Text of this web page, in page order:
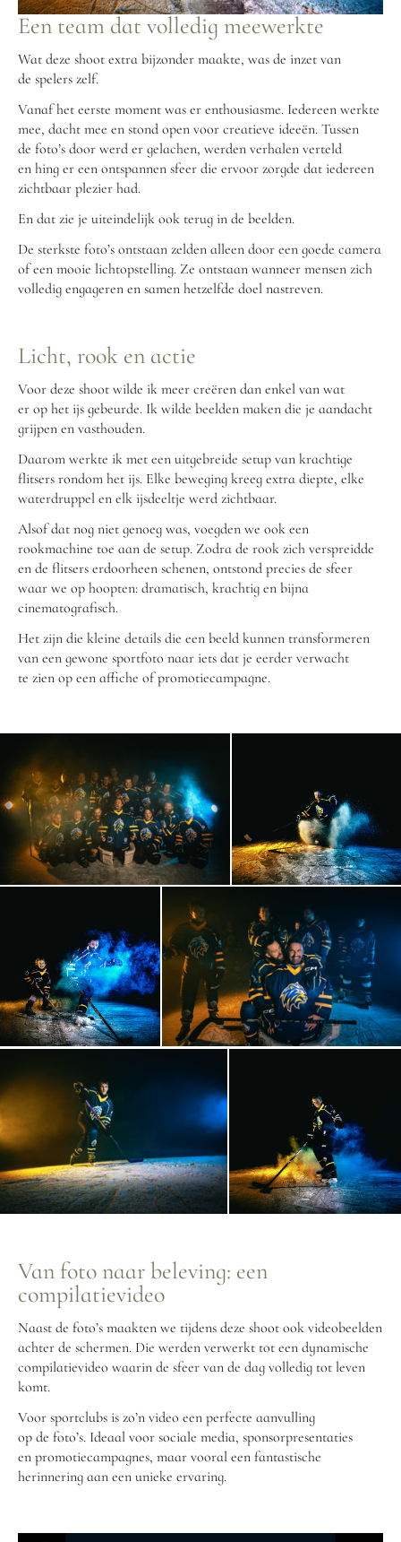
Een team dat volledig meewerkte
Wat deze shoot extra bijzonder maakte, was de inzet van
de spelers zelf.
Vanaf het eerste moment was er enthousiasme. Iedereen werkte
mee, dacht mee en stond open voor creatieve ideeën. Tussen
de foto’s door werd er gelachen, werden verhalen verteld
en hing er een ontspannen sfeer die ervoor zorgde dat iedereen
zichtbaar plezier had.
En dat zie je uiteindelijk ook terug in de beelden.
De sterkste foto’s ontstaan zelden alleen door een goede camera
of een mooie lichtopstelling. Ze ontstaan wanneer mensen zich
volledig engageren en samen hetzelfde doel nastreven.
Licht, rook en actie
Voor deze shoot wilde ik meer creëren dan enkel van wat
er op het ijs gebeurde. Ik wilde beelden maken die je aandacht
grijpen en vasthouden.
Daarom werkte ik met een uitgebreide setup van krachtige
flitsers rondom het ijs. Elke beweging kreeg extra diepte, elke
waterdruppel en elk ijsdeeltje werd zichtbaar.
Alsof dat nog niet genoeg was, voegden we ook een
rookmachine toe aan de setup. Zodra de rook zich verspreidde
en de flitsers erdoorheen schenen, ontstond precies de sfeer
waar we op hoopten: dramatisch, krachtig en bijna
cinematografisch.
Het zijn die kleine details die een beeld kunnen transformeren
van een gewone sportfoto naar iets dat je eerder verwacht
te zien op een affiche of promotiecampagne.
Van foto naar beleving: een
compilatievideo
Naast de foto’s maakten we tijdens deze shoot ook videobeelden
achter de schermen. Die werden verwerkt tot een dynamische
compilatievideo waarin de sfeer van de dag volledig tot leven
komt.
Voor sportclubs is zo’n video een perfecte aanvulling
op de foto’s. Ideaal voor sociale media, sponsorpresentaties
en promotiecampagnes, maar vooral een fantastische
herinnering aan een unieke ervaring.